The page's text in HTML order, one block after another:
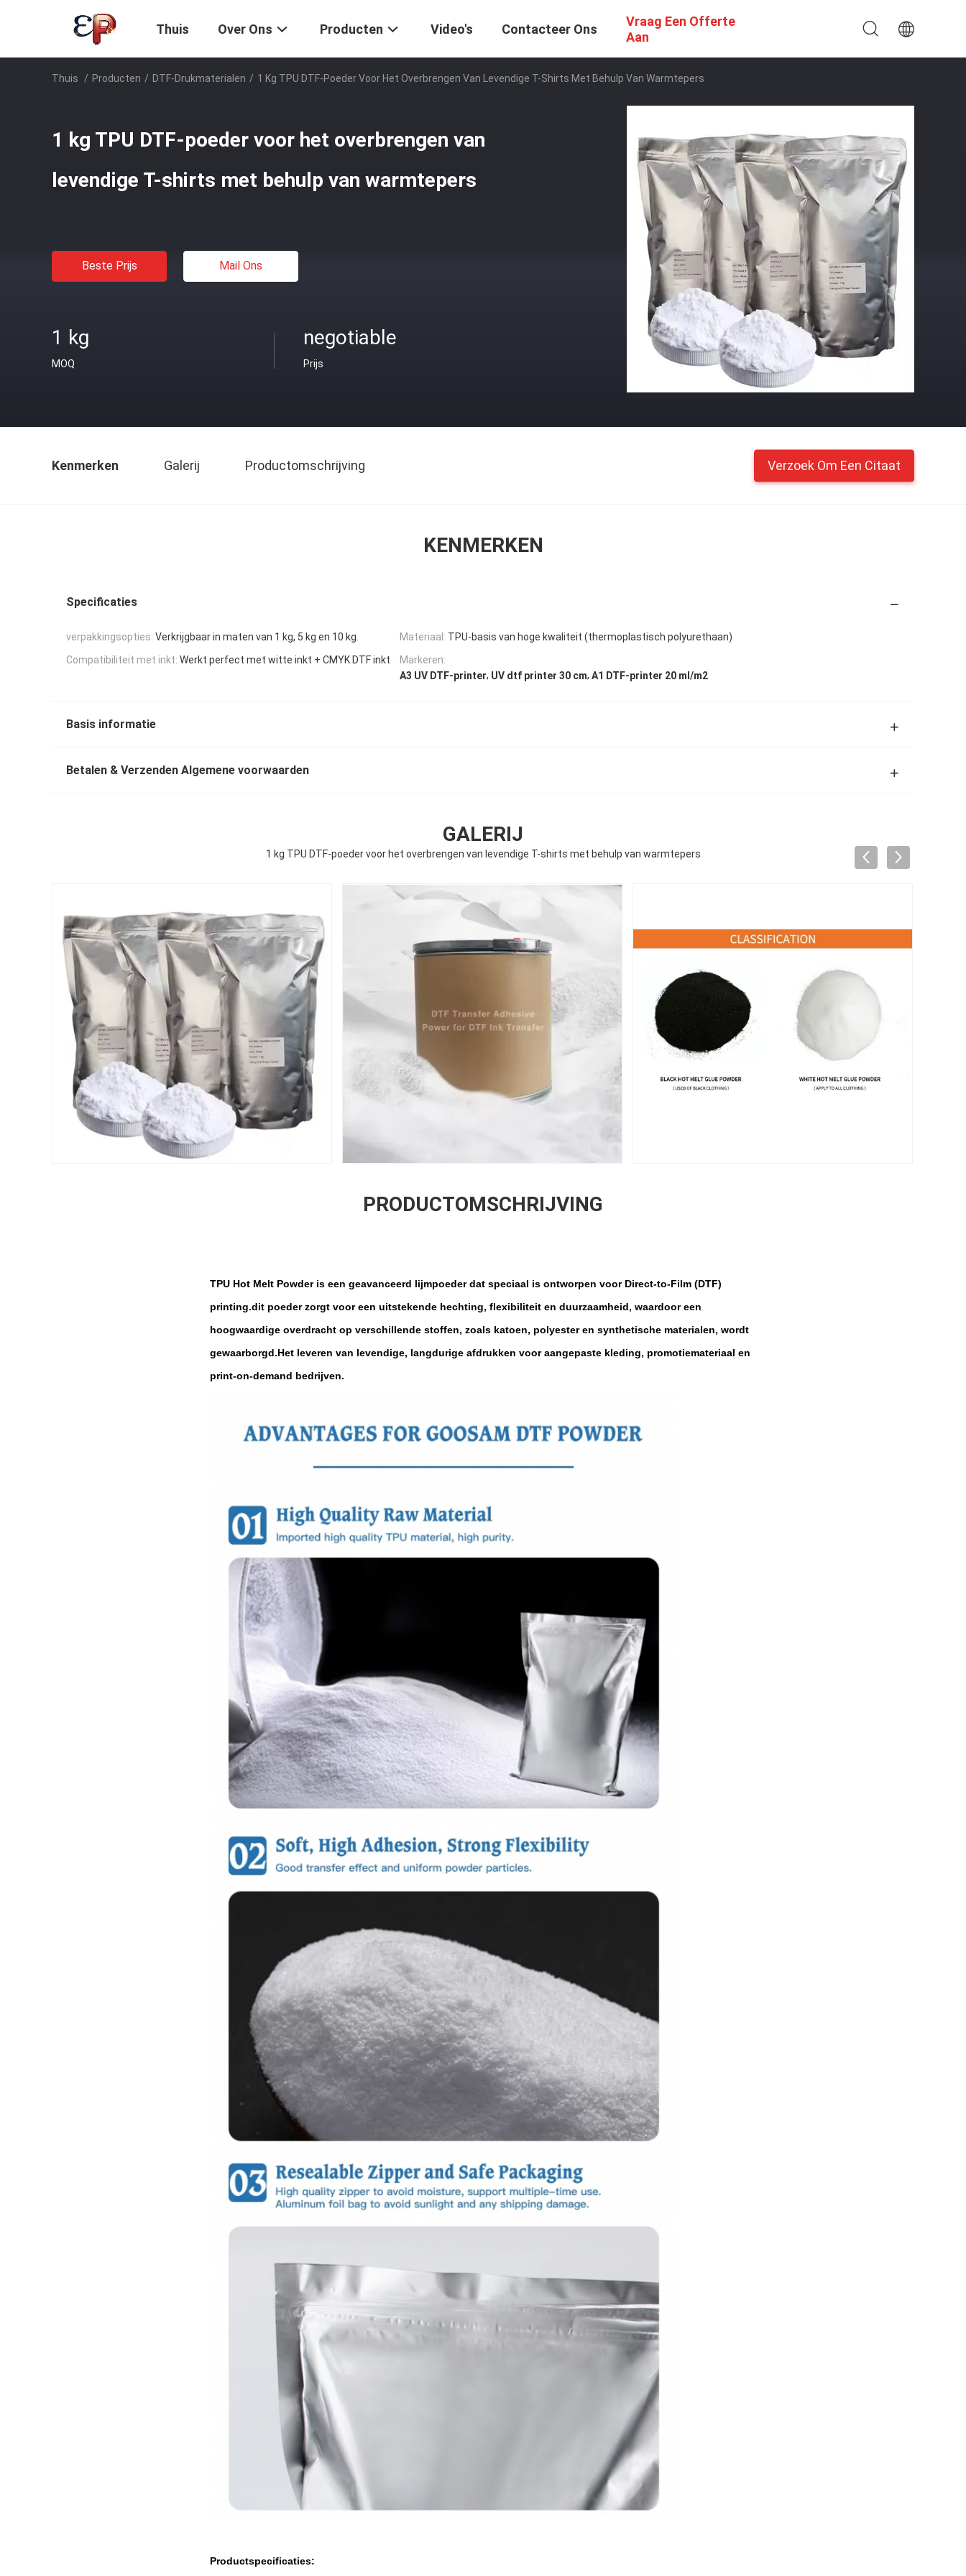
Thuis Over Ons Producten Video's Contacteer Ons
Vraag Een Offerte
Aan
Thuis / Producten / DTF-Drukmaterialen / 1 Kg TPU DTF-Poeder Voor Het Overbrengen Van Levendige T-Shirts Met Behulp Van Warmtepers
1 kg TPU DTF-poeder voor het overbrengen van
levendige T-shirts met behulp van warmtepers
Beste Prijs Mail Ons
1 kg
MOQ
negotiable
Prijs
Kenmerken Galerij Productomschrijving Verzoek Om Een Citaat
KENMERKEN
Specificaties
verpakkingsopties: Verkrijgbaar in maten van 1 kg, 5 kg en 10 kg. Materiaal: TPU-basis van hoge kwaliteit (thermoplastisch polyurethaan)
Compatibiliteit met inkt: Werkt perfect met witte inkt + CMYK DTF inkt
Markeren:
A3 UV DTF-printer, UV dtf printer 30 cm, A1 DTF-printer 20 ml/m2
Basis informatie
Betalen & Verzenden Algemene voorwaarden
GALERIJ
1 kg TPU DTF-poeder voor het overbrengen van levendige T-shirts met behulp van warmtepers
PRODUCTOMSCHRIJVING
TPU Hot Melt Powder is een geavanceerd lijmpoeder dat speciaal is ontworpen voor Direct-to-Film (DTF)
printing.dit poeder zorgt voor een uitstekende hechting, flexibiliteit en duurzaamheid, waardoor een
hoogwaardige overdracht op verschillende stoffen, zoals katoen, polyester en synthetische materialen, wordt
gewaarborgd.Het leveren van levendige, langdurige afdrukken voor aangepaste kleding, promotiemateriaal en
print-on-demand bedrijven.
Productspecificaties: